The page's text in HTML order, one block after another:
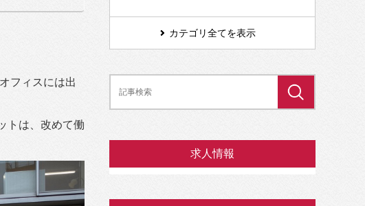
フィスには出
トは、改めて働
カテゴリ全てを表示
求人情報